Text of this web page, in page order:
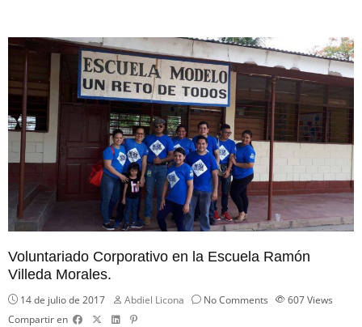
Voluntariado Corporativo en la Escuela Ramón
Villeda Morales.
14 de julio de 2017 Abdiel Licona No Comments 607Views
Compartir en